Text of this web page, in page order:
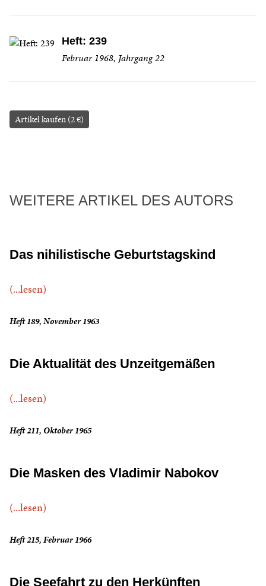
Heft: 239
Februar 1968, Jahrgang 22
Artikel kaufen (2 €)
WEITERE ARTIKEL DES AUTORS
Das nihilistische Geburtstagskind
(...lesen)
Heft 189, November 1963
Die Aktualität des Unzeitgemäßen
(...lesen)
Heft 211, Oktober 1965
Die Masken des Vladimir Nabokov
(...lesen)
Heft 215, Februar 1966
Die Seefahrt zu den Herkünften